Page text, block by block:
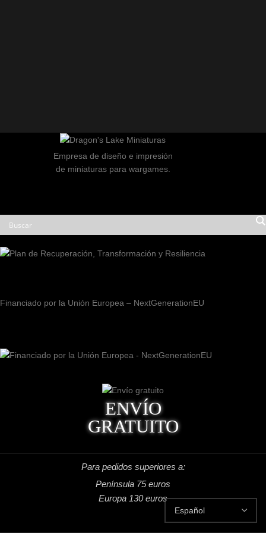
Empresa de diseño e impresión
de miniaturas para wargames.
Financiado por la Unión Europea – NextGenerationEU
ENVÍO
GRATUITO
Para pedidos superiores a:
Península 75 euros
Europa 130 euros